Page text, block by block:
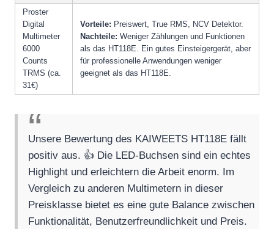
Proster
Digital
Multimeter
6000
Counts
TRMS (ca.
31€)
Vorteile: Preiswert, True RMS, NCV Detektor.
Nachteile: Weniger Zählungen und Funktionen
als das HT118E. Ein gutes Einsteigergerät, aber
für professionelle Anwendungen weniger
geeignet als das HT118E.
Unsere Bewertung des KAIWEETS HT118E fällt
positiv aus. 👍 Die LED-Buchsen sind ein echtes
Highlight und erleichtern die Arbeit enorm. Im
Vergleich zu anderen Multimetern in dieser
Preisklasse bietet es eine gute Balance zwischen
Funktionalität, Benutzerfreundlichkeit und Preis.